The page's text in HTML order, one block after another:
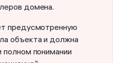
домена.
предусмотренную
объекта и должна
полном понимании